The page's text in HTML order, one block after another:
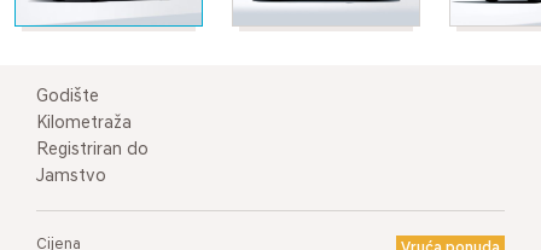
Godište
Kilometraža
Registriran do
Jamstvo
Cijena